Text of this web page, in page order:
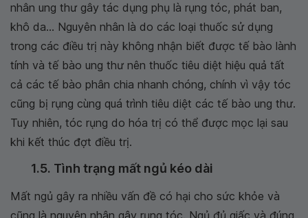
nhân ung thư gây tác dụng phụ là rụng tóc, phát ban,
khô da... Nguyên nhân là do các loại thuốc sử dụng
trong các điều trị này không nhận biết được tế bào lành
tính và tế bào ung thư nên thuốc tiêu diệt hiệu quả tất
cả các tế bào phân chia nhanh chóng, chính vì vậy tóc
cũng bị rụng cùng quá trình tiêu diệt các tế bào ung thư.
Tuy nhiên, tóc rụng do hóa trị có thể được mọc lại sau
khi kết thúc đợt điều trị.
1.5. Tình trạng mất ngủ kéo dài
Mất ngủ gây ra nhiều vấn đề có hại cho sức khỏe và